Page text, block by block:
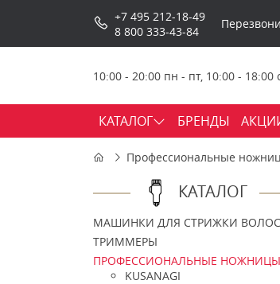
+7 495 212-18-49
8 800 333-43-84
10:00 - 20:00 пн - пт, 10:00 -
КАТАЛОГ БРЕНДЫ
Профессиональные
КАТАЛОГ
МАШИНКИ ДЛЯ СТРИЖКИ ВОЛОС
ТРИММЕРЫ
ПРОФЕССИОНАЛЬНЫЕ НОЖНИЦЫ
KUSANAGI